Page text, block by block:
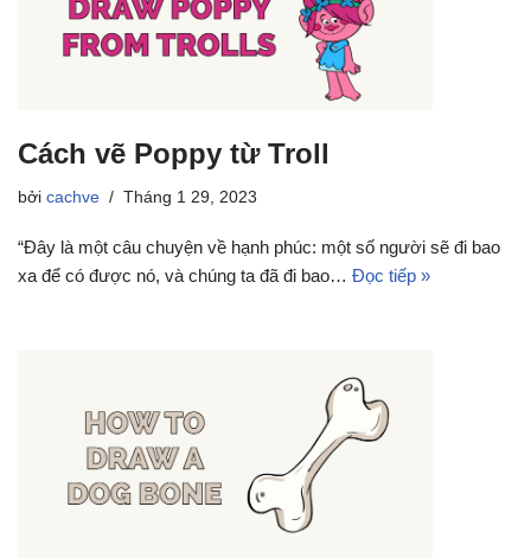
Cách vẽ Poppy từ Troll
bởi cachve Tháng 1 29, 2023
“Đây là một câu chuyện về hạnh phúc: một số người sẽ đi bao
xa để có được nó, và chúng ta đã đi bao… Đọc tiếp »